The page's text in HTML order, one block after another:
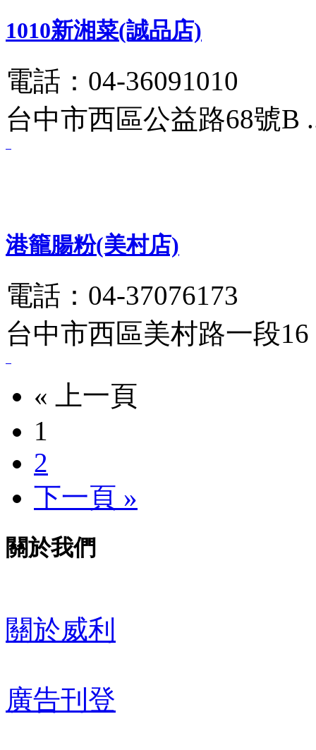
1010新湘菜(誠品店)
電話：04-36091010
台中市西區公益路68號B
港籠腸粉(美村店)
電話：04-37076173
台中市西區美村路一段16
« 上一頁
1
2
下一頁 »
關於我們
關於威利
廣告刊登